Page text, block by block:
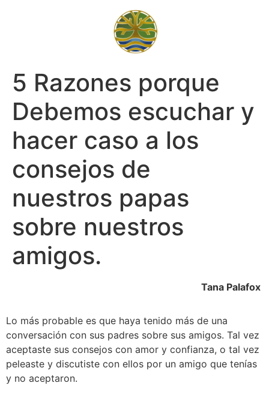
5 Razones porque
Debemos escuchar y
hacer caso a los
consejos de
nuestros papas
sobre nuestros
amigos.
Tana Palafox
Lo más probable es que haya tenido más de una
conversación con sus padres sobre sus amigos. Tal vez
aceptaste sus consejos con amor y confianza, o tal vez
peleaste y discutiste con ellos por un amigo que tenías
y no aceptaron.